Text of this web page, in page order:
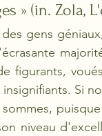
» (in. Zola,
gens
figurants,
Si
niveau